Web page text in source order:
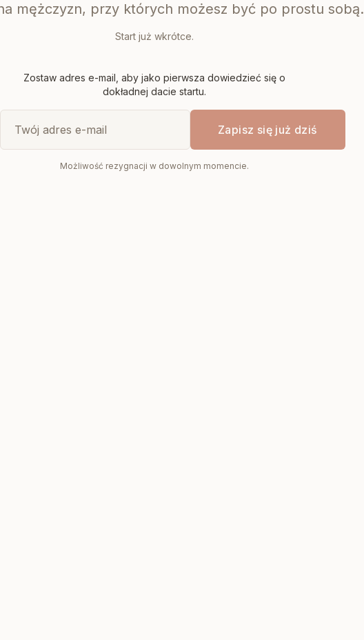
mężczyzn, przy których możesz być po prostu sobą.
Start już wkrótce.
Zostaw adres e-mail, aby jako pierwsza dowiedzieć się o
dokładnej dacie startu.
Zapisz się już dziś
Możliwość rezygnacji w dowolnym momencie.